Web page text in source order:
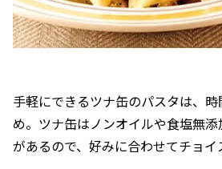
手軽にできるツナ缶のパスタは、
め。ツナ缶はノンオイルや食塩無
があるので、好みに合わせてチョイ